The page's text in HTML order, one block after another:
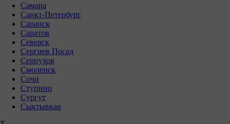
Самара
Санкт-Петербург
Саранск
Саратов
Северск
Сергиев Посад
Серпухов
Смоленск
Сочи
Ступино
Сургут
Сыктывкар